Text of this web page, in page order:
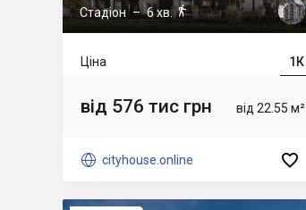
Стадіон – 6 хв.
1К
Ціна
від 22.55 м²
від 576 тис грн
 cityhouse.online 